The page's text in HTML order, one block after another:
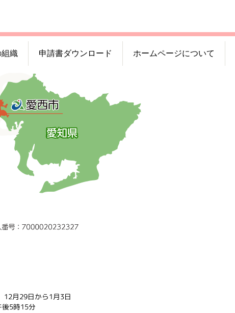
織 申請書ダウンロード ホームページについて
12月29日から1月3日
5時15分